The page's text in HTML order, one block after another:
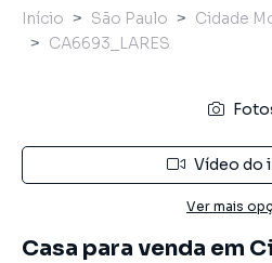
Início São Paulo Cidade
CA6693_LARES
Vídeo do
Ver mais
Casa para venda em